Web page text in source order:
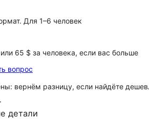
Для 1–6 человек
65 $ за человека, если вас больше
вопрос
вернём разницу, если найдёте
детали